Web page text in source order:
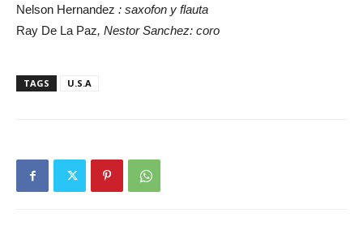
Nelson Hernandez : saxofon y flauta
Ray De La Paz, Nestor Sanchez: coro
TAGS U.S.A